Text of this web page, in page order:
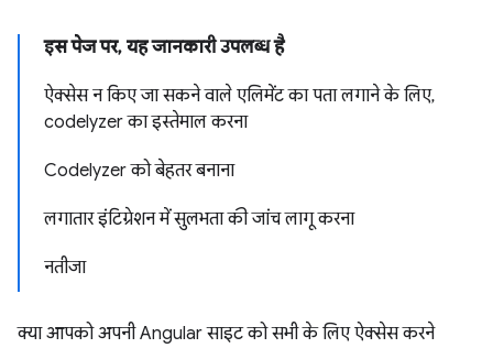
इस पेज पर, यह जानकारी उपलब्ध है
ऐक्सेस न किए जा सकने वाले एलिमेंट का पता लगाने के लिए,
codelyzer का इस्तेमाल करना
Codelyzer को बेहतर बनाना
लगातार इंटिग्रेशन में सुलभता की जांच लागू करना
नतीजा
क्या आपको अपनी Angular साइट को सभी के लिए ऐक्सेस करने